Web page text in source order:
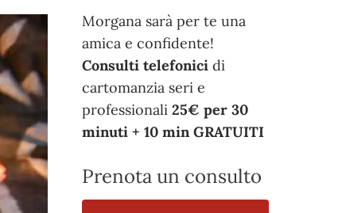
Morgana sarà per te una
amica e confidente!
Consulti telefonici di
cartomanzia seri e
professionali 25€ per 30
minuti + 10 min GRATUITI
Prenota un consulto